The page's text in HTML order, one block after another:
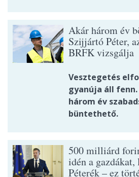
Akár három év
Szijjártó Péter,
BRFK vizsgálja
Vesztegetés
gyanúja áll
három év
büntethető.
500 milliárd
idén a
Péterék – ez